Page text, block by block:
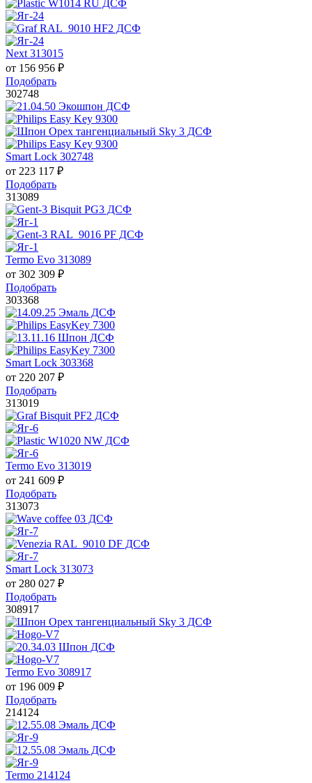
Next 313015
от 156 956 ₽
Подобрать
302748
Smart Lock 302748
от 223 117 ₽
Подобрать
313089
Termo Evo 313089
от 302 309 ₽
Подобрать
303368
Smart Lock 303368
от 220 207 ₽
Подобрать
313019
Termo Evo 313019
от 241 609 ₽
Подобрать
313073
Smart Lock 313073
от 280 027 ₽
Подобрать
308917
Termo Evo 308917
от 196 009 ₽
Подобрать
214124
Termo 214124